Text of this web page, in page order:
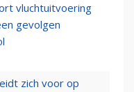
vluchtuitvoering
gevolgen
zich voor op